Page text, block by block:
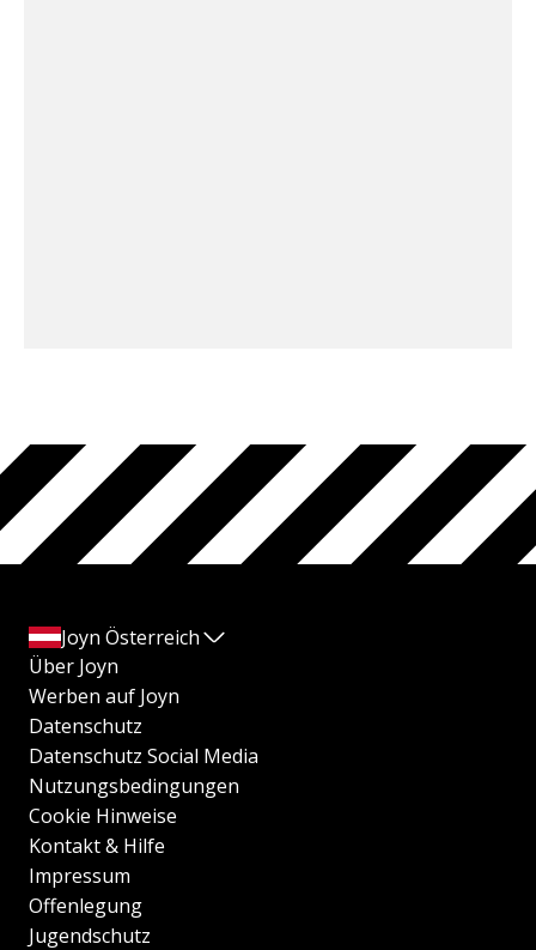
Joyn Österreich
Über Joyn
Werben auf Joyn
Datenschutz
Datenschutz Social Media
Nutzungsbedingungen
Cookie Hinweise
Kontakt & Hilfe
Impressum
Offenlegung
Jugendschutz